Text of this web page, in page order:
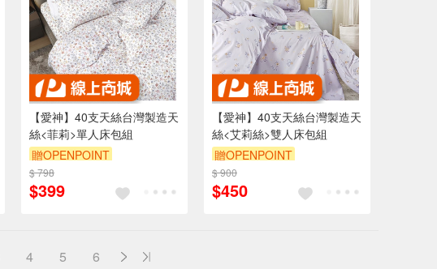
【愛神】40支天絲台灣製造天
絲<菲莉>單人床包組
贈OPENPOINT
$ 798
$399
【愛神】40支天絲台灣製造天
絲<艾莉絲>雙人床包組
贈OPENPOINT
$ 900
$450
4 5 6